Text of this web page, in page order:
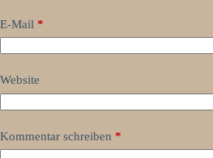
E-Mail *
Website
Kommentar schreiben *